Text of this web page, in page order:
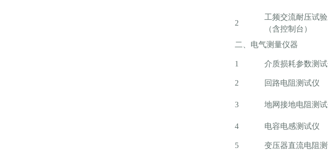
2
工频交流耐压试
（含控制台）
二、电气测量仪器
1 介质损耗参数测
2 回路电阻测试仪
3 地网接地电阻测
4
电容电感测试仪
5 变压器直流电阻